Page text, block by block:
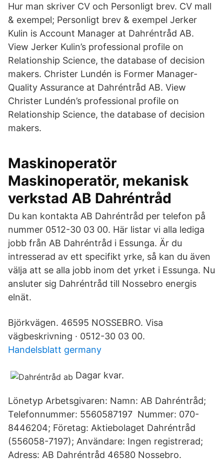
Hur man skriver CV och Personligt brev. CV mall
& exempel; Personligt brev & exempel Jerker
Kulin is Account Manager at Dahréntråd AB.
View Jerker Kulin’s professional profile on
Relationship Science, the database of decision
makers. Christer Lundén is Former Manager-
Quality Assurance at Dahréntråd AB. View
Christer Lundén’s professional profile on
Relationship Science, the database of decision
makers.
Maskinoperatör
Maskinoperatör, mekanisk
verkstad AB Dahréntråd
Du kan kontakta AB Dahréntråd per telefon på
nummer 0512-30 03 00. Här listar vi alla lediga
jobb från AB Dahréntråd i Essunga. Är du
intresserad av ett specifikt yrke, så kan du även
välja att se alla jobb inom det yrket i Essunga. Nu
ansluter sig Dahréntråd till Nossebro energis
elnät.
Björkvägen. 46595 NOSSEBRO. Visa
vägbeskrivning · 0512-30 03 00.
Handelsblatt germany
Dagar kvar.
Lönetyp Arbetsgivaren: Namn: AB Dahréntråd;
Telefonnummer: 5560587197 Nummer: 070-
8446204; Företag: Aktiebolaget Dahréntråd
(556058-7197); Användare: Ingen registrerad;
Adress: AB Dahréntråd 46580 Nossebro.